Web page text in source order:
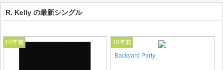
R. Kelly の最新シングル
10年前
10年前
Backyard Party